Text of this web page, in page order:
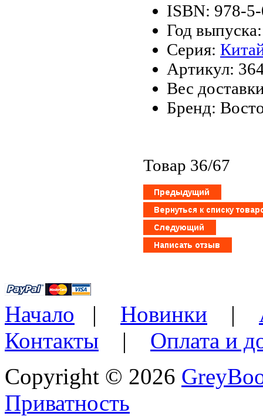
ISBN: 978-
Год
Серия:
Артикул:
Вес
Бренд:
Товар 36/67
Начало | Новинки |
Контакты | Оплата и
Copyright © 2026
Приватность